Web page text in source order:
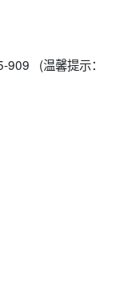
909 (温馨提示：